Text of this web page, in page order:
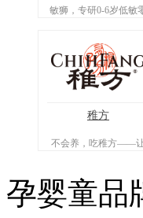
敏狮，专研0-6岁低敏
稚方
不会养，吃稚方——
养从此简单。
孕婴童